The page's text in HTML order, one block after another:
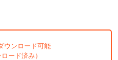
ウンロード可能
ード済み）